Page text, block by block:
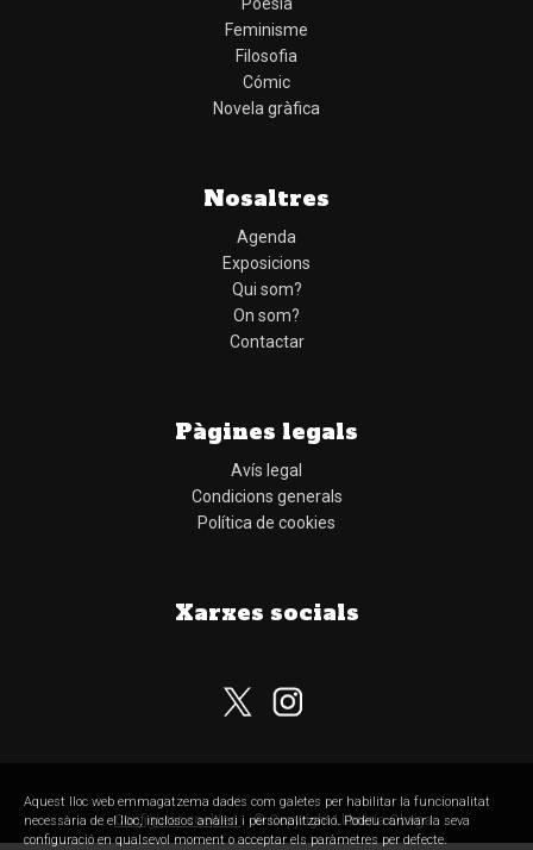
Feminisme
Filosofia
Cómic
Novela gràfica
Nosaltres
Agenda
Exposicions
Qui som?
On som?
Contactar
Pàgines legals
Avís legal
Condicions generals
Política de cookies
Xarxes socials
Configurar cookies © Copyright Llibreria Obaga
Aquest lloc web emmagatzema dades com galetes per habilitar la funcionalitat
necessària de el lloc, inclosos anàlisi i personalització. Podeu canviar la seva
configuració en qualsevol moment o acceptar els paràmetres per defecte.
Subscriu-te al nostre butlletí